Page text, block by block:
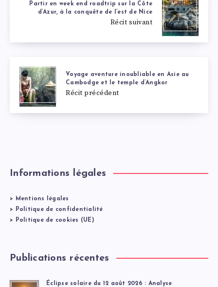
Partir en week end roadtrip sur la Côte
d’Azur, à la conquête de l’est de Nice
Récit suivant
Voyage aventure inoubliable en Asie au
Cambodge et le temple d’Angkor
Récit précédent
Informations légales
>
Mentions légales
>
Politique de confidentialité
>
Politique de cookies (UE)
Publications récentes
Éclipse solaire du 12 août 2026 : Analyse